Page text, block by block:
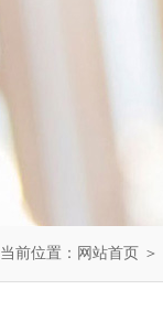
当前位置： 网站首页 ＞